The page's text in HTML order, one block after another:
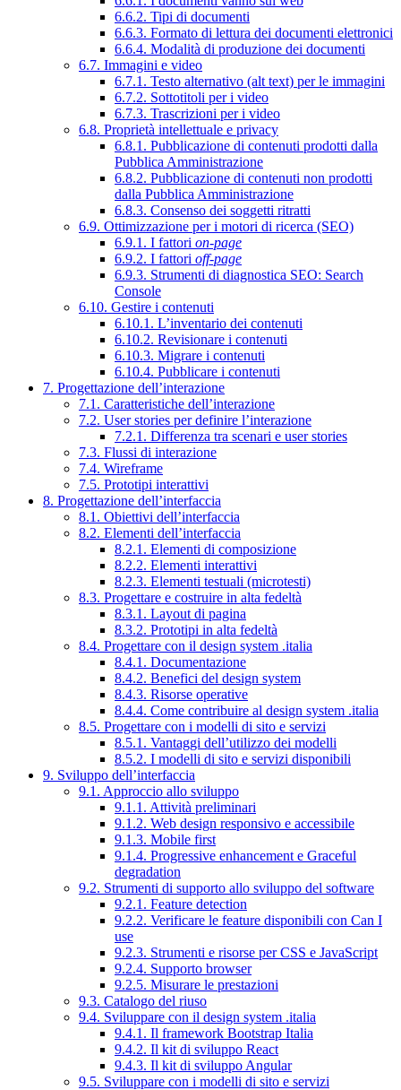
6.6.2. Tipi di documenti
6.6.3. Formato di lettura dei documenti elettronici
6.6.4. Modalità di produzione dei documenti
6.7. Immagini e video
6.7.1. Testo alternativo (alt text) per le immagini
6.7.2. Sottotitoli per i video
6.7.3. Trascrizioni per i video
6.8. Proprietà intellettuale e privacy
6.8.1. Pubblicazione di contenuti prodotti dalla
Pubblica Amministrazione
6.8.2. Pubblicazione di contenuti non prodotti
dalla Pubblica Amministrazione
6.8.3. Consenso dei soggetti ritratti
6.9. Ottimizzazione per i motori di ricerca (SEO)
6.9.1. I fattori on-page
6.9.2. I fattori off-page
6.9.3. Strumenti di diagnostica SEO: Search
Console
6.10. Gestire i contenuti
6.10.1. L’inventario dei contenuti
6.10.2. Revisionare i contenuti
6.10.3. Migrare i contenuti
6.10.4. Pubblicare i contenuti
7. Progettazione dell’interazione
7.1. Caratteristiche dell’interazione
7.2. User stories per definire l’interazione
7.2.1. Differenza tra scenari e user stories
7.3. Flussi di interazione
7.4. Wireframe
7.5. Prototipi interattivi
8. Progettazione dell’interfaccia
8.1. Obiettivi dell’interfaccia
8.2. Elementi dell’interfaccia
8.2.1. Elementi di composizione
8.2.2. Elementi interattivi
8.2.3. Elementi testuali (microtesti)
8.3. Progettare e costruire in alta fedeltà
8.3.1. Layout di pagina
8.3.2. Prototipi in alta fedeltà
8.4. Progettare con il design system .italia
8.4.1. Documentazione
8.4.2. Benefici del design system
8.4.3. Risorse operative
8.4.4. Come contribuire al design system .italia
8.5. Progettare con i modelli di sito e servizi
8.5.1. Vantaggi dell’utilizzo dei modelli
8.5.2. I modelli di sito e servizi disponibili
9. Sviluppo dell’interfaccia
9.1. Approccio allo sviluppo
9.1.1. Attività preliminari
9.1.2. Web design responsivo e accessibile
9.1.3. Mobile first
9.1.4. Progressive enhancement e Graceful
degradation
9.2. Strumenti di supporto allo sviluppo del software
9.2.1. Feature detection
9.2.2. Verificare le feature disponibili con Can I
use
9.2.3. Strumenti e risorse per CSS e JavaScript
9.2.4. Supporto browser
9.2.5. Misurare le prestazioni
9.3. Catalogo del riuso
9.4. Sviluppare con il design system .italia
9.4.1. Il framework Bootstrap Italia
9.4.2. Il kit di sviluppo React
9.4.3. Il kit di sviluppo Angular
9.5. Sviluppare con i modelli di sito e servizi